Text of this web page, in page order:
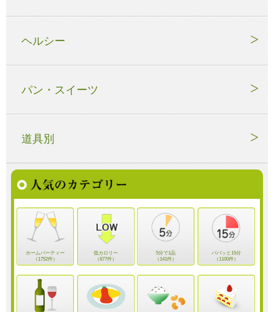
ヘルシー
パン・スイーツ
道具別
ホームパーティー
（1752件）
低カロリー
（677件）
5分で1品
（141件）
パパッと15分
（1100件）